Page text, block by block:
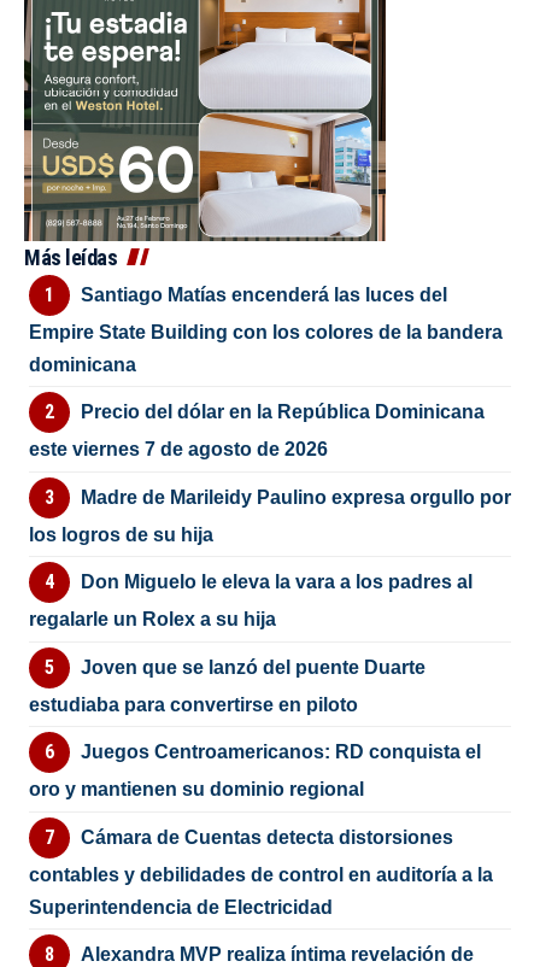
Más leídas
Santiago Matías encenderá las luces del
Empire State Building con los colores de la bandera
dominicana
Precio del dólar en la República Dominicana
este viernes 7 de agosto de 2026
Madre de Marileidy Paulino expresa orgullo por
los logros de su hija
Don Miguelo le eleva la vara a los padres al
regalarle un Rolex a su hija
Joven que se lanzó del puente Duarte
estudiaba para convertirse en piloto
Juegos Centroamericanos: RD conquista el
oro y mantienen su dominio regional
Cámara de Cuentas detecta distorsiones
contables y debilidades de control en auditoría a la
Superintendencia de Electricidad
Alexandra MVP realiza íntima revelación de